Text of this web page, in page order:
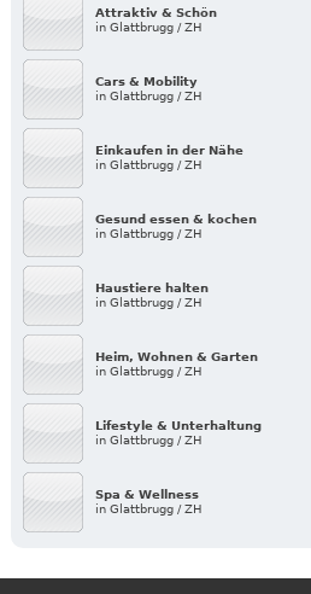
Attraktiv & Schön
in Glattbrugg / ZH
Cars & Mobility
in Glattbrugg / ZH
Einkaufen in der Nähe
in Glattbrugg / ZH
Gesund essen & kochen
in Glattbrugg / ZH
Haustiere halten
in Glattbrugg / ZH
Heim, Wohnen & Garten
in Glattbrugg / ZH
Lifestyle & Unterhaltung
in Glattbrugg / ZH
Spa & Wellness
in Glattbrugg / ZH